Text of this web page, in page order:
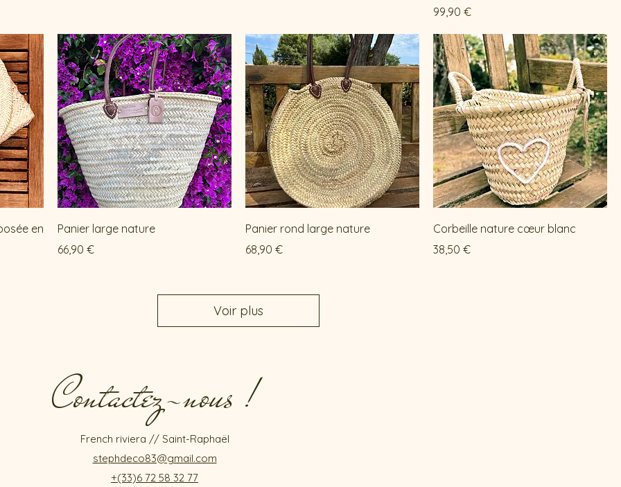
Prix
99,90 €
en
Panier large nature
Prix
66,90 €
Panier rond large nature
Prix
68,90 €
Corbeille nature cœur blanc
Prix
38,50 €
Voir plus
Contactez-nous !
French riviera // Saint-Raphaël
stephdeco83@gmail.com
+(33)6 72 58 32 77